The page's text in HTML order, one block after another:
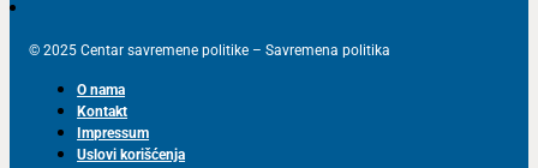
© 2025 Centar savremene politike – Savremena politika
O nama
Kontakt
Impressum
Uslovi korišćenja